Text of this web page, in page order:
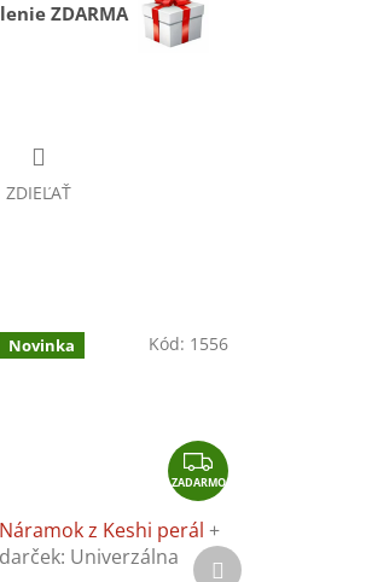
ZDARMA
ZDIEĽAŤ
Novinka
Z
A
D
A
ZADARMO
Náramok z Keshi perál+
darček: Univerzálna
Kód: 1556
Ďalší